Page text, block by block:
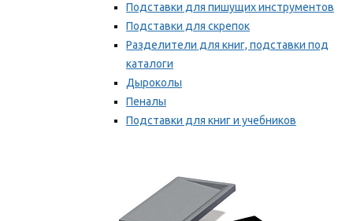
Подставки для пишущих инструментов
Подставки для скрепок
Разделители для книг, подставки под
каталоги
Дыроколы
Пеналы
Подставки для книг и учебников